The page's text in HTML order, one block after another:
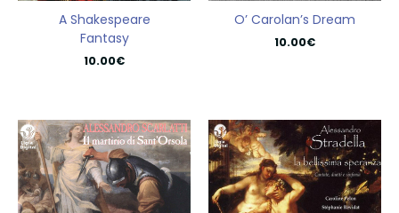
A Shakespeare
Fantasy
10.00€
O’ Carolan’s Dream
10.00€